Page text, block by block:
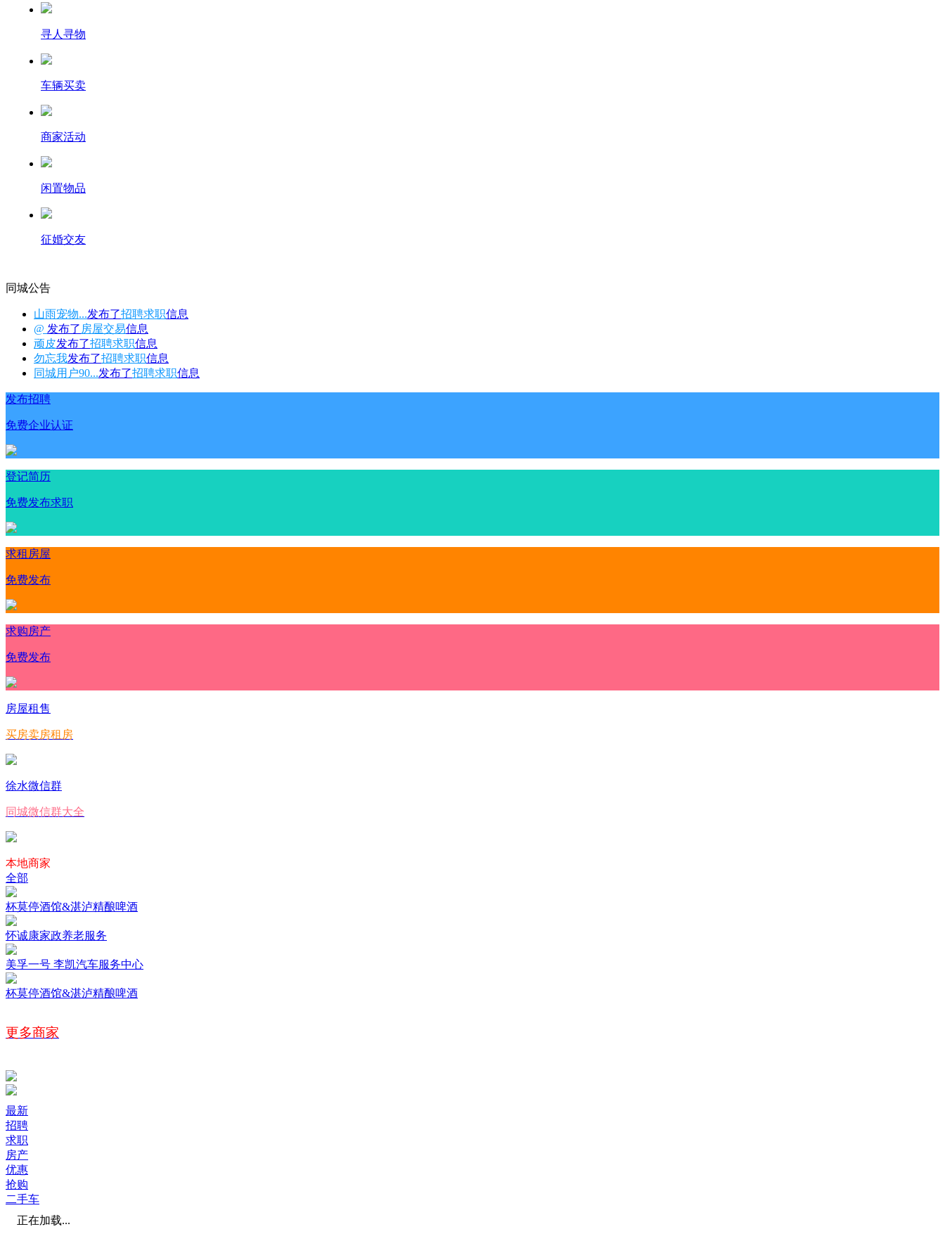
寻人寻物
车辆买卖
商家活动
闲置物品
征婚交友
同城公告
山雨宠物...发布了招聘求职信息
@ 发布了 房屋交易信息
顽皮发布了招聘求职信息
勿忘我发布了招聘求职信息
同城用户90...发布了招聘求职信息
发布招聘
免费企业认证
登记简历
免费发布求职
求租房屋
免费发布
求购房产
免费发布
房屋租售
买房卖房租房
徐水微信群
同城微信群大全
本地商家
全部
杯莫停酒馆&湛泸精酿啤酒
怀诚康家政养老服务
美孚一号 李凯汽车服务中心
杯莫停酒馆&湛泸精酿啤酒
更多商家
最新
招聘
求职
房产
优惠
抢购
二手车
正在加载...